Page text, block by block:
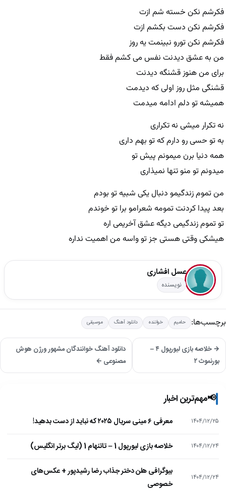
فکرشم نکن خسته شم ازت
فکرشم نکن دست بکشم ازت
فکرشم نکن تورو نبینمت یه روز
من به عشق دیدنت نفس می کشم فقط
برای من هنوز قشنگه دیدنت
قشنگی مثل روز اولی که دیدمت
همیشه تو دلم ادامه میدمت
نه تکرار میشی نه تکراری
به تو حسی رو دارم که تو بهم داری
همه دنیا برن میمونم پیش تو
میدونم تو منو تنها نمیذاری
من تموم زندگیمو دنبال یکی شبیه تو بودم
بعد پیدا کردنت تمومه شعرامو برا تو خوندم
تو تموم زندگیمی دیگه عشق آخریمی اره
هیشکی وقتی هستی جز تو واسه من اهمیت نداره
عسل افشاری
نویسنده
برچسب‌ها: حامیم خواننده دانلود آهنگ موسیقی
→ خلاصه بازی لیورپول ۴ –
بورنموث ۲
دانلود آهنگ خوانندگان مشهور ورژن هوش
مصنوعی ←
📢مهم‌ترین اخبار
۱۴۰۴/۱۲/۲۵ معرفی ۶ مینی سریال ۲۰۲۵ که نباید از دست بدهید!
۱۴۰۴/۱۲/۲۴ خلاصه بازی لیورپول 1 – تاتنهام 1 (لیگ برتر انگلیس)
۱۴۰۴/۱۲/۲۴
بیوگرافی هلن دختر جذاب رضا رشیدپور + عکس‌های
خصوصی